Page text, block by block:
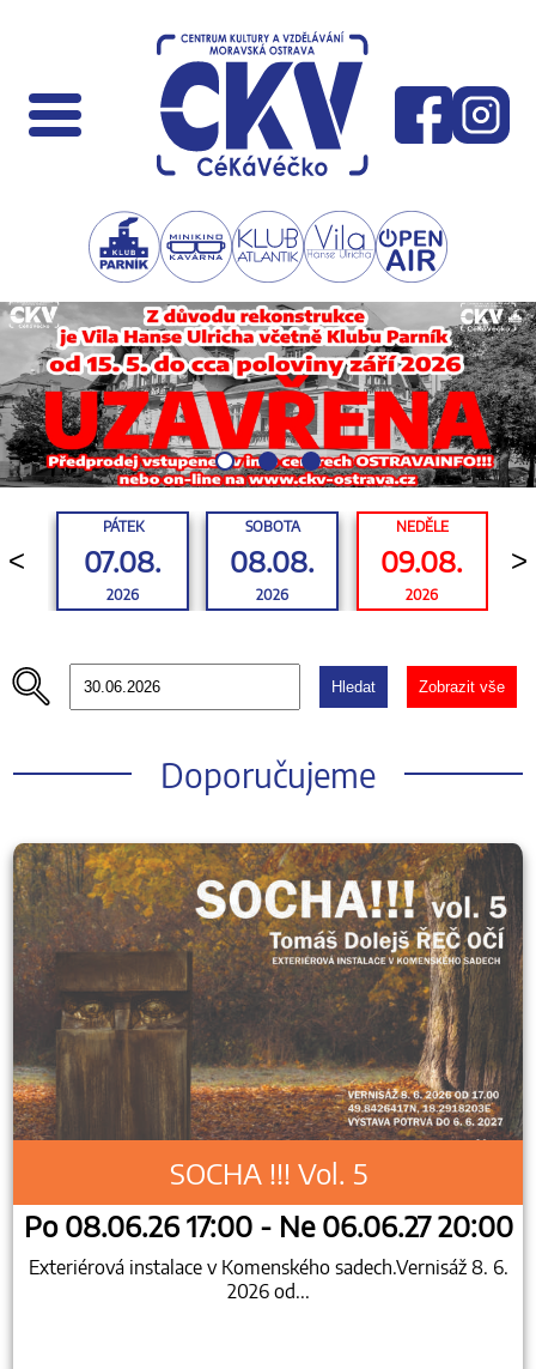
<
PÁTEK
07.08.
2026
SOBOTA
08.08.
2026
NEDĚLE
09.08.
2026
>
Hledat Zobrazit vše
Doporučujeme
SOCHA !!! Vol. 5
Po 08.06.26 17:00 - Ne 06.06.27 20:00
Exteriérová instalace v Komenského sadech.Vernisáž 8. 6.
2026 od...